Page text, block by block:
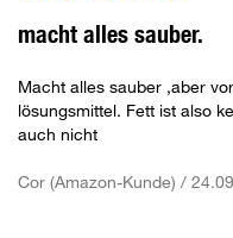
macht alles sauber.
Macht alles sauber ,aber
lösungsmittel. Fett ist also
auch nicht
Cor (Amazon-Kunde) /